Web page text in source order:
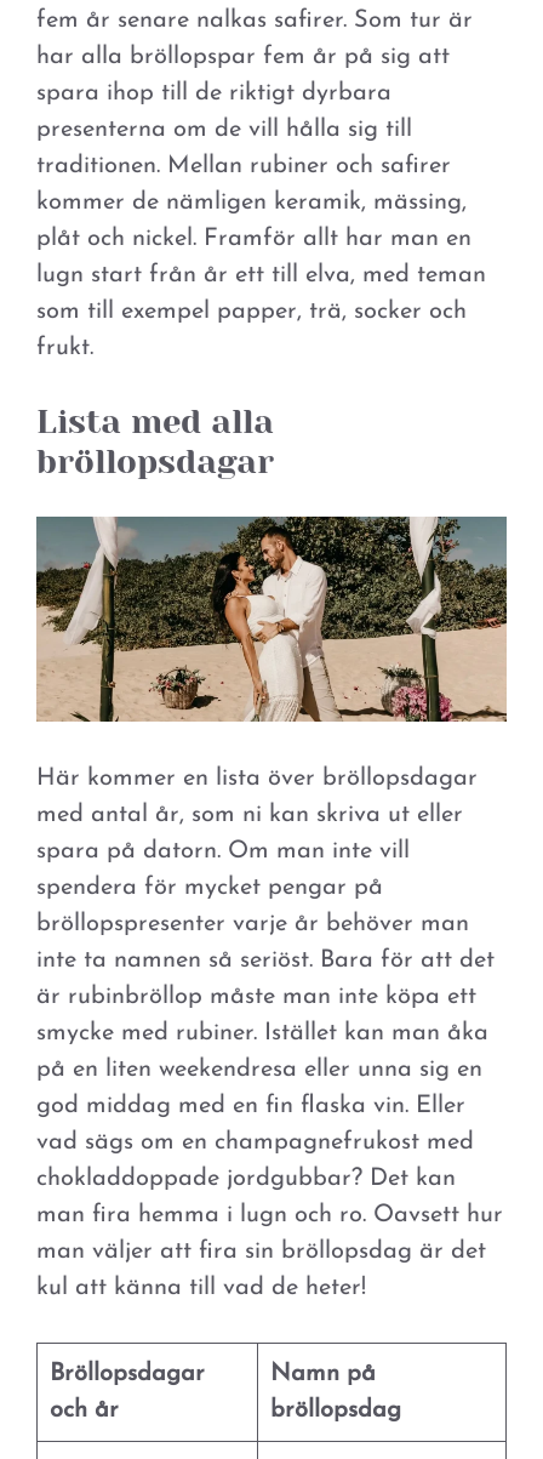
fem år senare nalkas safirer. Som tur är
har alla bröllopspar fem år på sig att
spara ihop till de riktigt dyrbara
presenterna om de vill hålla sig till
traditionen. Mellan rubiner och safirer
kommer de nämligen keramik, mässing,
plåt och nickel. Framför allt har man en
lugn start från år ett till elva, med teman
som till exempel papper, trä, socker och
frukt.
Lista med alla
bröllopsdagar
Här kommer en lista över bröllopsdagar
med antal år, som ni kan skriva ut eller
spara på datorn. Om man inte vill
spendera för mycket pengar på
bröllopspresenter varje år behöver man
inte ta namnen så seriöst. Bara för att det
är rubinbröllop måste man inte köpa ett
smycke med rubiner. Istället kan man åka
på en liten weekendresa eller unna sig en
god middag med en fin flaska vin. Eller
vad sägs om en champagnefrukost med
chokladdoppade jordgubbar? Det kan
man fira hemma i lugn och ro. Oavsett hur
man väljer att fira sin bröllopsdag är det
kul att känna till vad de heter!
Bröllopsdagar
och år
Namn på
bröllopsdag